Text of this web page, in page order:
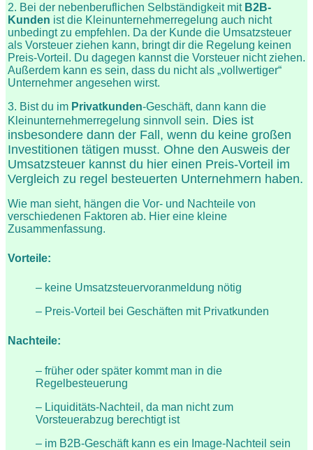
2. Bei der nebenberuflichen Selbständigkeit mitB2B-
Kunden ist die Kleinunternehmerregelung auch nicht
unbedingt zu empfehlen. Da der Kunde die Umsatzsteuer
als Vorsteuer ziehen kann, bringt dir die Regelung keinen
Preis-Vorteil. Du dagegen kannst die Vorsteuer nicht ziehen.
Außerdem kann es sein, dass du nicht als „vollwertiger“
Unternehmer angesehen wirst.
3. Bist du im Privatkunden-Geschäft, dann kann die
Kleinunternehmerregelung sinnvoll sein. Dies ist
insbesondere dann der Fall, wenn du keine großen
Investitionen tätigen musst. Ohne den Ausweis der
Umsatzsteuer kannst du hier einen Preis-Vorteil im
Vergleich zu regel besteuerten Unternehmern haben.
Wie man sieht, hängen die Vor- und Nachteile von
verschiedenen Faktoren ab. Hier eine kleine
Zusammenfassung.
Vorteile:
– keine Umsatzsteuervoranmeldung nötig
– Preis-Vorteil bei Geschäften mit Privatkunden
Nachteile:
– früher oder später kommt man in die
Regelbesteuerung
– Liquiditäts-Nachteil, da man nicht zum
Vorsteuerabzug berechtigt ist
– im B2B-Geschäft kann es ein Image-Nachteil sein